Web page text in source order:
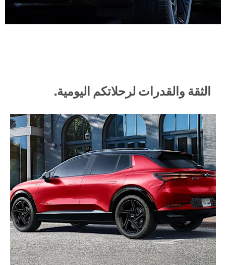
الثقة والقدرات لرحلاتكم اليومية.